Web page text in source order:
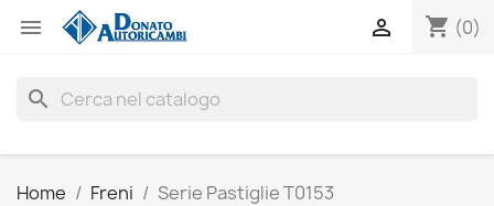
 shopping_cart (0)

search
Home Freni Serie Pastiglie T0153